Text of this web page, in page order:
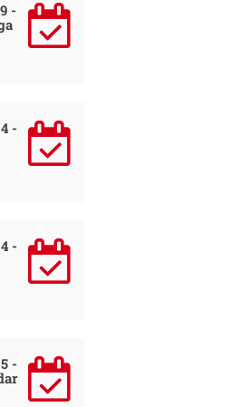
-
-
-
-